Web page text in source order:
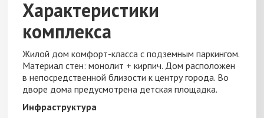
Характеристики
комплекса
Жилой дом комфорт-класса с подземным паркингом.
Материал стен: монолит + кирпич. Дом расположен
в непосредственной близости к центру города. Во
дворе дома предусмотрена детская площадка.
Инфраструктура